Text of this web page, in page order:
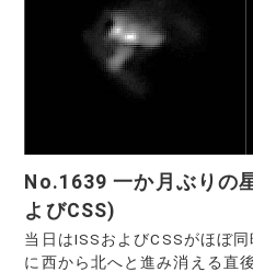
No.1639 一か月ぶりの
よびCSS)
当日はISSおよびCSSがほぼ
に西から北へと進み消える直後